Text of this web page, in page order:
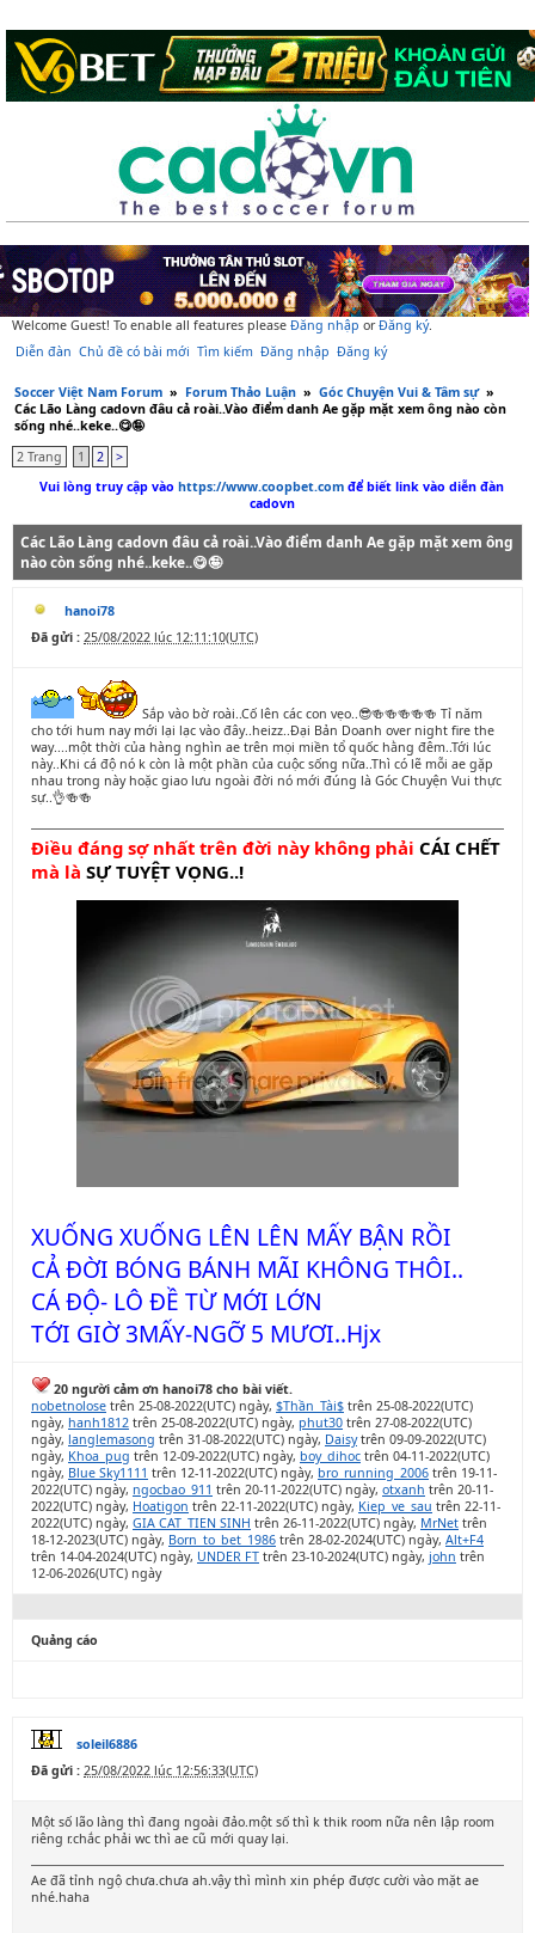
Welcome Guest! To enable all features please Đăng nhập orĐăng ký.
Diễn đàn Chủ đề có bài mới Tìm kiếm Đăng nhập Đăng ký
Soccer Việt Nam Forum » Forum Thảo Luận » Góc Chuyện Vui & Tâm sự »
Các Lão Làng cadovn đâu cả roài..Vào điểm danh Ae gặp mặt xem ông nào còn
sống nhé..keke..😋🤪
2 Trang
1 2
>
Vui lòng truy cập vàohttps://www.coopbet.comđể biết link vào diễn đàn
cadovn
Các Lão Làng cadovn đâu cả roài..Vào điểm danh Ae gặp mặt xem ông
nào còn sống nhé..keke..😋🤪
hanoi78
Đã gửi : 25/08/2022 lúc 12:11:10(UTC)
Sắp vào bờ roài..Cố lên các con vẹo..😎🍻🍻🍻🍻🍻 Tỉ năm
cho tới hum nay mới lại lạc vào đây..heizz..Đại Bản Doanh over night fire the
way....một thời của hàng nghìn ae trên mọi miền tổ quốc hằng đêm..Tới lúc
này..Khi cá độ nó k còn là một phần của cuộc sống nữa..Thì có lẽ mỗi ae gặp
nhau trong này hoặc giao lưu ngoài đời nó mới đúng là Góc Chuyện Vui thực
sự..👌🍻🍻
Điều đáng sợ nhất trên đời này không phải CÁI CHẾT
mà là SỰ TUYỆT VỌNG..!
XUỐNG XUỐNG LÊN LÊN MẤY BẬN RỒI
CẢ ĐỜI BÓNG BÁNH MÃI KHÔNG THÔI..
CÁ ĐỘ- LÔ ĐỀ TỪ MỚI LỚN
TỚI GIỜ 3MẤY-NGỠ 5 MƯƠI..Hjx
20 người cảm ơn hanoi78 cho bài viết.
nobetnolose trên 25-08-2022(UTC) ngày, $Thần_Tài$ trên 25-08-2022(UTC)
ngày, hanh1812 trên 25-08-2022(UTC) ngày, phut30 trên 27-08-2022(UTC)
ngày, langlemasong trên 31-08-2022(UTC) ngày, Daisytrên 09-09-2022(UTC)
ngày, Khoa_pug trên 12-09-2022(UTC) ngày, boy_dihoc trên 04-11-2022(UTC)
ngày, Blue Sky1111 trên 12-11-2022(UTC) ngày, bro_running_2006 trên 19-11-
2022(UTC) ngày, ngocbao_911 trên 20-11-2022(UTC) ngày, otxanh trên 20-11-
2022(UTC) ngày, Hoatigon trên 22-11-2022(UTC) ngày, Kiep_ve_sau trên 22-11-
2022(UTC) ngày, GIA CAT_TIEN SINH trên 26-11-2022(UTC) ngày, MrNet trên
18-12-2023(UTC) ngày, Born_to_bet_1986 trên 28-02-2024(UTC) ngày, Alt+F4
trên 14-04-2024(UTC) ngày, UNDER FT trên 23-10-2024(UTC) ngày, john trên
12-06-2026(UTC) ngày
Quảng cáo
soleil6886
Đã gửi : 25/08/2022 lúc 12:56:33(UTC)
Một số lão làng thì đang ngoài đảo.một số thì k thik room nữa nên lập room
riêng r.chắc phải wc thì ae cũ mới quay lại.
Ae đã tỉnh ngộ chưa.chưa ah.vậy thì mình xin phép được cười vào mặt ae
nhé.haha